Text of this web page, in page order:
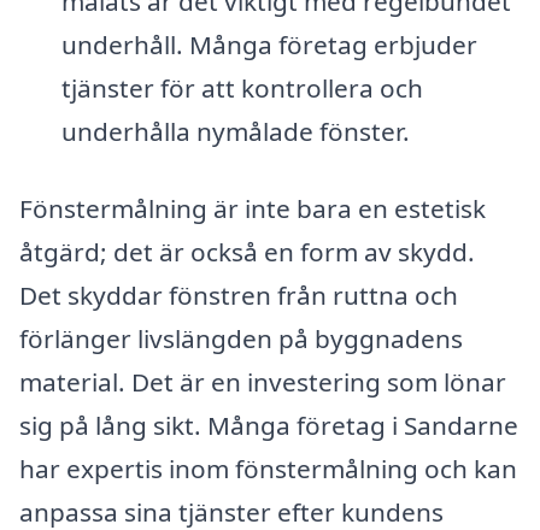
underhåll. Många företag erbjuder
tjänster för att kontrollera och
underhålla nymålade fönster.
Fönstermålning är inte bara en estetisk
åtgärd; det är också en form av skydd.
Det skyddar fönstren från ruttna och
förlänger livslängden på byggnadens
material. Det är en investering som lönar
sig på lång sikt. Många företag i Sandarne
har expertis inom fönstermålning och kan
anpassa sina tjänster efter kundens